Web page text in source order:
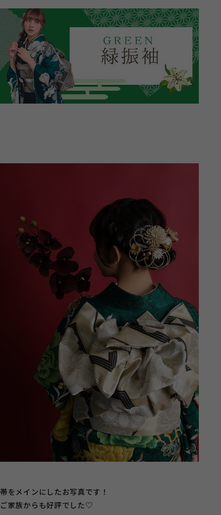
帯をメインにしたお写真です！
ご家族からも好評でした♡